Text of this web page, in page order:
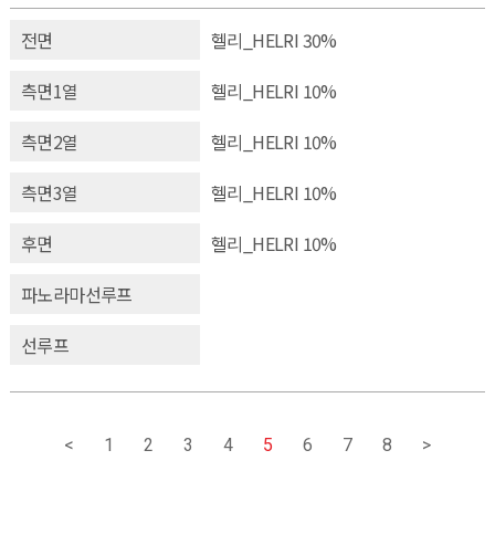
전면
헬리_HELRI 30%
측면1열
헬리_HELRI 10%
측면2열
헬리_HELRI 10%
측면3열
헬리_HELRI 10%
후면
헬리_HELRI 10%
파노라마선루프
선루프
< 1 2 3 4 5 6 7 8 >